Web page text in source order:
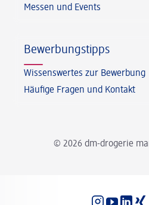
© 2026 dm-drogerie
Messen und Events
Bewerbungstipps
Wissenswertes zur Bewerbung
Häufige Fragen und Kontakt